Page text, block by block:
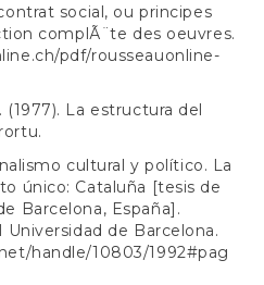
social, ou principes
complÃ¨te des oeuvres.
pdf/rousseauonline-
La estructura del
cultural y político. La
único: Cataluña [tesis de
Barcelona, España].
de Barcelona.
handle/10803/1992#pag